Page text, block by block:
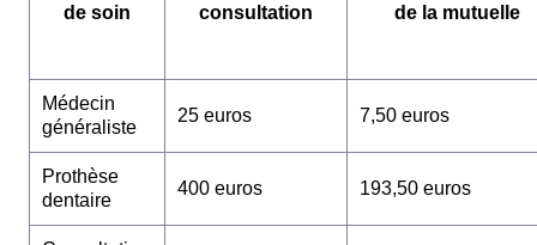
de soin
consultation
de la mutuelle
Médecin
généraliste
25 euros 7,50 euros
Prothèse
dentaire
400 euros 193,50 euros